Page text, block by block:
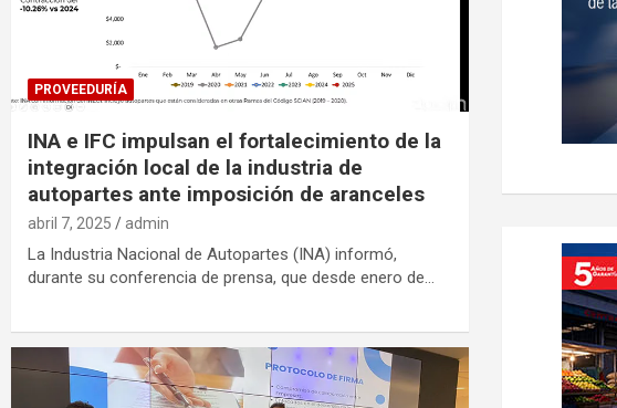
PROVEEDURÍA
INA e IFC impulsan el fortalecimiento de la
integración local de la industria de
autopartes ante imposición de aranceles
abril 7, 2025 admin
La Industria Nacional de Autopartes (INA) informó,
durante su conferencia de prensa, que desde enero de…